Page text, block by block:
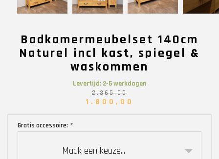
Badkamermeubelset 140cm
Naturel incl kast, spiegel &
waskommen
Levertijd: 2-5 werkdagen
2.365,00
1.800,00
Gratis accessoire: *
Maak een keuze...